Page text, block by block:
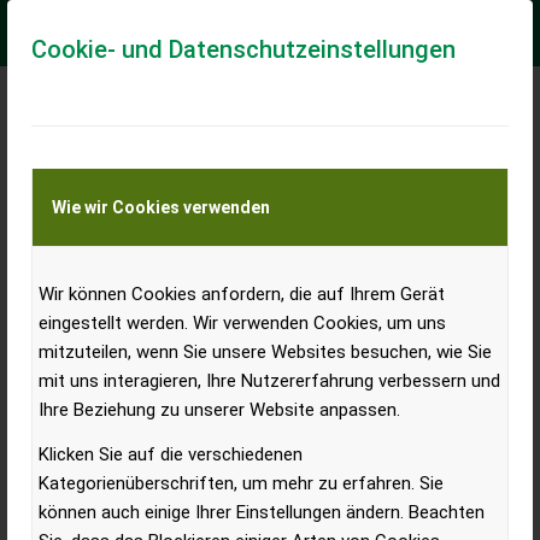
Cookie- und Datenschutzeinstellungen
Wie wir Cookies verwenden
Wir können Cookies anfordern, die auf Ihrem Gerät
eingestellt werden. Wir verwenden Cookies, um uns
mitzuteilen, wenn Sie unsere Websites besuchen, wie Sie
mit uns interagieren, Ihre Nutzererfahrung verbessern und
Ihre Beziehung zu unserer Website anpassen.
Klicken Sie auf die verschiedenen
Kategorienüberschriften, um mehr zu erfahren. Sie
können auch einige Ihrer Einstellungen ändern. Beachten
Hammerschmied